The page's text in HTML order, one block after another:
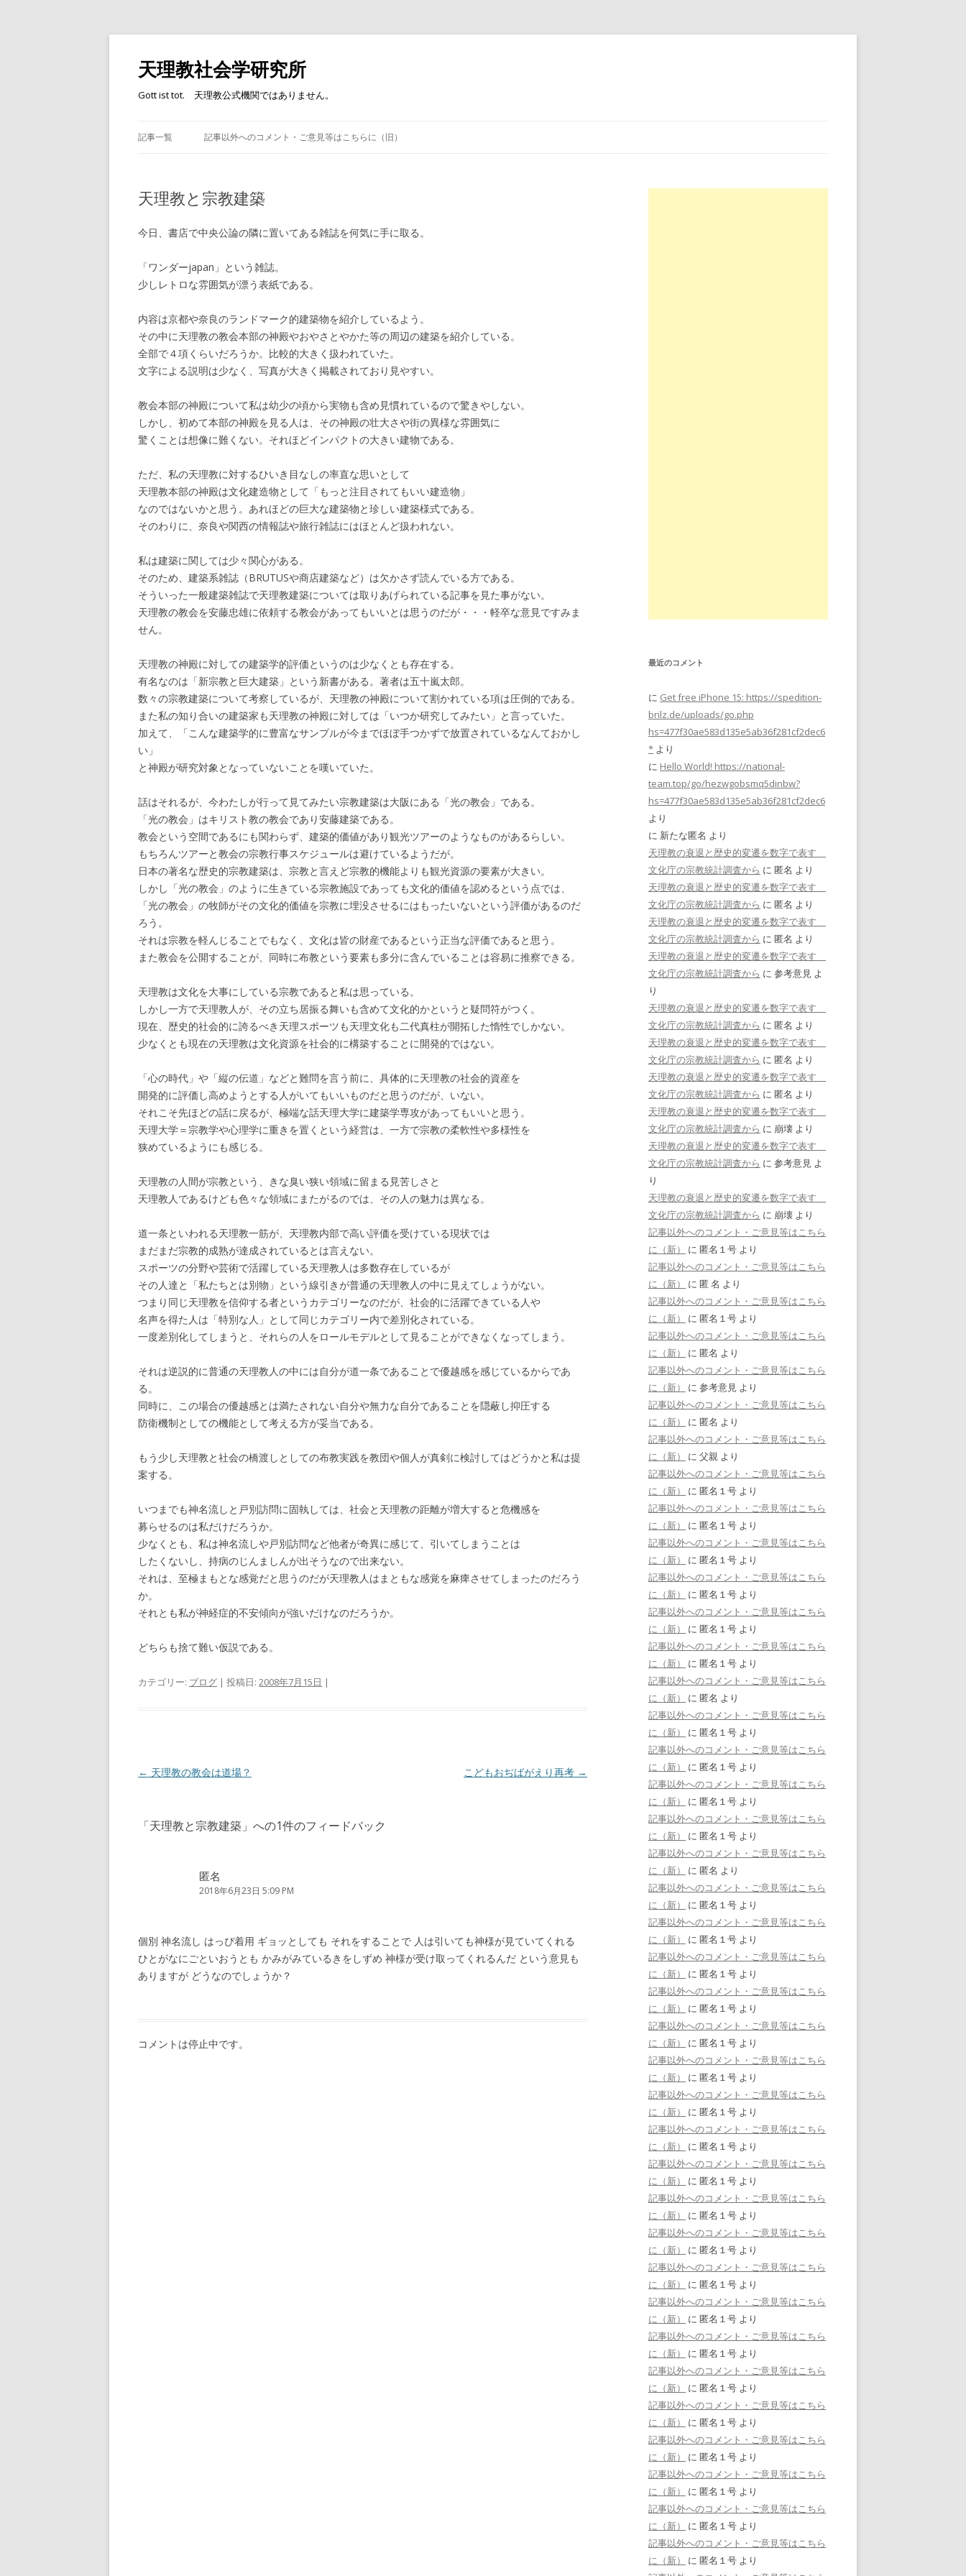
天理教社会学研究所
Gott ist tot. 天理教公式機関ではありません。
記事一覧 記事以外へのコメント・ご意見等はこちらに（旧）
天理教と宗教建築
今日、書店で中央公論の隣に置いてある雑誌を何気に手に取る。
「ワンダーjapan」という雑誌。
少しレトロな雰囲気が漂う表紙である。
内容は京都や奈良のランドマーク的建築物を紹介しているよう。
その中に天理教の教会本部の神殿やおやさとやかた等の周辺の建築を紹介している。
全部で４項くらいだろうか。比較的大きく扱われていた。
文字による説明は少なく、写真が大きく掲載されており見やすい。
教会本部の神殿について私は幼少の頃から実物も含め見慣れているので驚きやしない。
しかし、初めて本部の神殿を見る人は、その神殿の壮大さや街の異様な雰囲気に
驚くことは想像に難くない。それほどインパクトの大きい建物である。
ただ、私の天理教に対するひいき目なしの率直な思いとして
天理教本部の神殿は文化建造物として「もっと注目されてもいい建造物」
なのではないかと思う。あれほどの巨大な建築物と珍しい建築様式である。
そのわりに、奈良や関西の情報誌や旅行雑誌にはほとんど扱われない。
私は建築に関しては少々関心がある。
そのため、建築系雑誌（BRUTUSや商店建築など）は欠かさず読んでいる方である。
そういった一般建築雑誌で天理教建築については取りあげられている記事を見た事がない。
天理教の教会を安藤忠雄に依頼する教会があってもいいとは思うのだが・・・軽卒な意見ですみま
せん。
天理教の神殿に対しての建築学的評価というのは少なくとも存在する。
有名なのは「新宗教と巨大建築」という新書がある。著者は五十嵐太郎。
数々の宗教建築について考察しているが、天理教の神殿について割かれている項は圧倒的である。
また私の知り合いの建築家も天理教の神殿に対しては「いつか研究してみたい」と言っていた。
加えて、「こんな建築学的に豊富なサンプルが今までほぼ手つかずで放置されているなんておかし
い」
と神殿が研究対象となっていないことを嘆いていた。
話はそれるが、今わたしが行って見てみたい宗教建築は大阪にある「光の教会」である。
「光の教会」はキリスト教の教会であり安藤建築である。
教会という空間であるにも関わらず、建築的価値があり観光ツアーのようなものがあるらしい。
もちろんツアーと教会の宗教行事スケジュールは避けているようだが。
日本の著名な歴史的宗教建築は、宗教と言えど宗教的機能よりも観光資源の要素が大きい。
しかし「光の教会」のように生きている宗教施設であっても文化的価値を認めるという点では、
「光の教会」の牧師がその文化的価値を宗教に埋没させるにはもったいないという評価があるのだ
ろう。
それは宗教を軽んじることでもなく、文化は皆の財産であるという正当な評価であると思う。
また教会を公開することが、同時に布教という要素も多分に含んでいることは容易に推察できる。
天理教は文化を大事にしている宗教であると私は思っている。
しかし一方で天理教人が、その立ち居振る舞いも含めて文化的かというと疑問符がつく。
現在、歴史的社会的に誇るべき天理スポーツも天理文化も二代真柱が開拓した惰性でしかない。
少なくとも現在の天理教は文化資源を社会的に構築することに開発的ではない。
「心の時代」や「縦の伝道」などと難問を言う前に、具体的に天理教の社会的資産を
開発的に評価し高めようとする人がいてもいいものだと思うのだが、いない。
それこそ先ほどの話に戻るが、極端な話天理大学に建築学専攻があってもいいと思う。
天理大学＝宗教学や心理学に重きを置くという経営は、一方で宗教の柔軟性や多様性を
狭めているようにも感じる。
天理教の人間が宗教という、きな臭い狭い領域に留まる見苦しさと
天理教人であるけども色々な領域にまたがるのでは、その人の魅力は異なる。
道一条といわれる天理教一筋が、天理教内部で高い評価を受けている現状では
まだまだ宗教的成熟が達成されているとは言えない。
スポーツの分野や芸術で活躍している天理教人は多数存在しているが
その人達と「私たちとは別物」という線引きが普通の天理教人の中に見えてしょうがない。
つまり同じ天理教を信仰する者というカテゴリーなのだが、社会的に活躍できている人や
名声を得た人は「特別な人」として同じカテゴリー内で差別化されている。
一度差別化してしまうと、それらの人をロールモデルとして見ることができなくなってしまう。
それは逆説的に普通の天理教人の中には自分が道一条であることで優越感を感じているからであ
る。
同時に、この場合の優越感とは満たされない自分や無力な自分であることを隠蔽し抑圧する
防衛機制としての機能として考える方が妥当である。
もう少し天理教と社会の橋渡しとしての布教実践を教団や個人が真剣に検討してはどうかと私は提
案する。
いつまでも神名流しと戸別訪問に固執しては、社会と天理教の距離が増大すると危機感を
募らせるのは私だけだろうか。
少なくとも、私は神名流しや戸別訪問など他者が奇異に感じて、引いてしまうことは
したくないし、持病のじんましんが出そうなので出来ない。
それは、至極まもとな感覚だと思うのだが天理教人はまともな感覚を麻痺させてしまったのだろう
か。
それとも私が神経症的不安傾向が強いだけなのだろうか。
どちらも捨て難い仮説である。
カテゴリー: ブログ | 投稿日: 2008年7月15日 |
投
← 天理教の教会は道場？ こどもおぢばがえり再考 →
「天理教と宗教建築 」への1件のフィードバック
匿名
2018年6月23日 5:09 PM
個別 神名流し はっぴ着用 ギョッとしても それをすることで 人は引いても神様が見ていてくれる
ひとがなにごといおうとも かみがみているきをしずめ 神様が受け取ってくれるんだ という意見も
ありますが どうなのでしょうか？
コメントは停止中です。
最近のコメント
に Get free iPhone 15: https://spedition-
brilz.de/uploads/go.php
hs=477f30ae583d135e5ab36f281cf2dec6
* より
に Hello World! https://national-
team.top/go/hezwgobsmq5dinbw?
hs=477f30ae583d135e5ab36f281cf2dec6
より
に 新たな匿名 より
天理教の衰退と歴史的変遷を数字で表す
文化庁の宗教統計調査から に 匿名 より
天理教の衰退と歴史的変遷を数字で表す
文化庁の宗教統計調査から に 匿名 より
天理教の衰退と歴史的変遷を数字で表す
文化庁の宗教統計調査から に 匿名 より
天理教の衰退と歴史的変遷を数字で表す
文化庁の宗教統計調査から に 参考意見 よ
り
天理教の衰退と歴史的変遷を数字で表す
文化庁の宗教統計調査から に 匿名 より
天理教の衰退と歴史的変遷を数字で表す
文化庁の宗教統計調査から に 匿名 より
天理教の衰退と歴史的変遷を数字で表す
文化庁の宗教統計調査から に 匿名 より
天理教の衰退と歴史的変遷を数字で表す
文化庁の宗教統計調査から に 崩壊 より
天理教の衰退と歴史的変遷を数字で表す
文化庁の宗教統計調査から に 参考意見 よ
り
天理教の衰退と歴史的変遷を数字で表す
文化庁の宗教統計調査から に 崩壊 より
記事以外へのコメント・ご意見等はこちら
に（新）
に 匿名１号 より
記事以外へのコメント・ご意見等はこちら
に（新）
に 匿 名 より
記事以外へのコメント・ご意見等はこちら
に（新）
に 匿名１号 より
記事以外へのコメント・ご意見等はこちら
に（新）
に 匿名 より
記事以外へのコメント・ご意見等はこちら
に（新）
に 参考意見 より
記事以外へのコメント・ご意見等はこちら
に（新）
に 匿名 より
記事以外へのコメント・ご意見等はこちら
に（新）
に 父親 より
記事以外へのコメント・ご意見等はこちら
に（新）
に 匿名１号 より
記事以外へのコメント・ご意見等はこちら
に（新）
に 匿名１号 より
記事以外へのコメント・ご意見等はこちら
に（新）
に 匿名１号 より
記事以外へのコメント・ご意見等はこちら
に（新）
に 匿名１号 より
記事以外へのコメント・ご意見等はこちら
に（新）
に 匿名１号 より
記事以外へのコメント・ご意見等はこちら
に（新）
に 匿名１号 より
記事以外へのコメント・ご意見等はこちら
に（新）
に 匿名 より
記事以外へのコメント・ご意見等はこちら
に（新）
に 匿名１号 より
記事以外へのコメント・ご意見等はこちら
に（新）
に 匿名１号 より
記事以外へのコメント・ご意見等はこちら
に（新）
に 匿名１号 より
記事以外へのコメント・ご意見等はこちら
に（新）
に 匿名１号 より
記事以外へのコメント・ご意見等はこちら
に（新）
に 匿名 より
記事以外へのコメント・ご意見等はこちら
に（新）
に 匿名１号 より
記事以外へのコメント・ご意見等はこちら
に（新）
に 匿名１号 より
記事以外へのコメント・ご意見等はこちら
に（新）
に 匿名１号 より
記事以外へのコメント・ご意見等はこちら
に（新）
に 匿名１号 より
記事以外へのコメント・ご意見等はこちら
に（新）
に 匿名１号 より
記事以外へのコメント・ご意見等はこちら
に（新）
に 匿名１号 より
記事以外へのコメント・ご意見等はこちら
に（新）
に 匿名１号 より
記事以外へのコメント・ご意見等はこちら
に（新）
に 匿名１号 より
記事以外へのコメント・ご意見等はこちら
に（新）
に 匿名１号 より
記事以外へのコメント・ご意見等はこちら
に（新）
に 匿名１号 より
記事以外へのコメント・ご意見等はこちら
に（新）
に 匿名１号 より
記事以外へのコメント・ご意見等はこちら
に（新）
に 匿名１号 より
記事以外へのコメント・ご意見等はこちら
に（新）
に 匿名１号 より
記事以外へのコメント・ご意見等はこちら
に（新）
に 匿名１号 より
記事以外へのコメント・ご意見等はこちら
に（新）
に 匿名１号 より
記事以外へのコメント・ご意見等はこちら
に（新）
に 匿名１号 より
記事以外へのコメント・ご意見等はこちら
に（新）
に 匿名１号 より
記事以外へのコメント・ご意見等はこちら
に（新）
に 匿名１号 より
記事以外へのコメント・ご意見等はこちら
に（新）
に 匿名１号 より
記事以外へのコメント・ご意見等はこちら
に（新）
に 匿名１号 より